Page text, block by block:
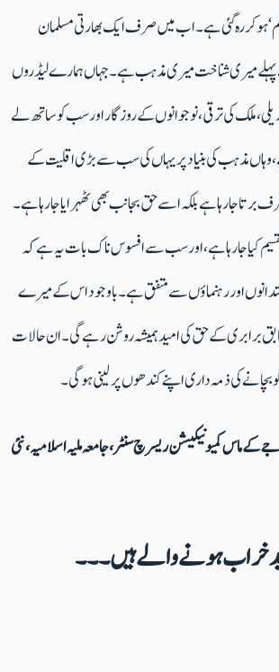
ہوکر رہ گئی ہے۔ اب میں صرف ایک بھارتی مسلمان
میری شناخت میری مذہب ہے۔ جہاں ہمارے لیڈروں
ملک کی ترقی، نوجوانوں کے روزگار اور سب کو ساتھ لے
وہاں مذہب کی بنیاد پر یہاں کی سب سے بڑی اقلیت کے
جا رہا ہے بلکہ اسے حق بجانب بھی ٹھہرایا جارہا ہے۔
کیا جار ہا ہے، اور سب سے افسوس ناک بات یہ ہے کہ
اور رہنماؤں سے متفق ہے۔ باوجود اس کے میرے
ی کے حق کی امید ہمیشہ روشن رہے گی۔ ان حالات
کی ذمہ داری اپنے کندھوں پر لینی ہوگی۔
کے ماس کمیونیکیشن ریسرچ سنٹر، جامعہ ملیہ اسلامیہ، نئی
خراب ہونے والے ہیں۔۔۔